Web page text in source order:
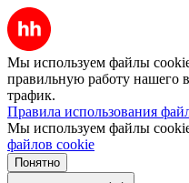
Мы используем файлы
правильную работу нашего
трафик.
Правила использования
Мы используем файлы
файлов cookie
Понятно